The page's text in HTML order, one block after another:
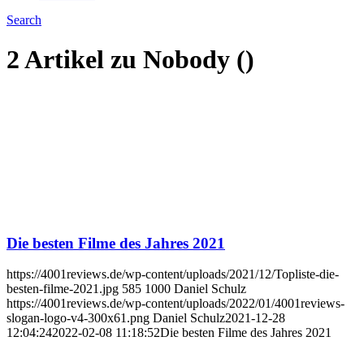
Search
2 Artikel zu Nobody ()
Die besten Filme des Jahres 2021
https://4001reviews.de/wp-content/uploads/2021/12/Topliste-die-
besten-filme-2021.jpg 585 1000 Daniel Schulz
https://4001reviews.de/wp-content/uploads/2022/01/4001reviews-
slogan-logo-v4-300x61.png Daniel Schulz2021-12-28
12:04:242022-02-08 11:18:52Die besten Filme des Jahres 2021